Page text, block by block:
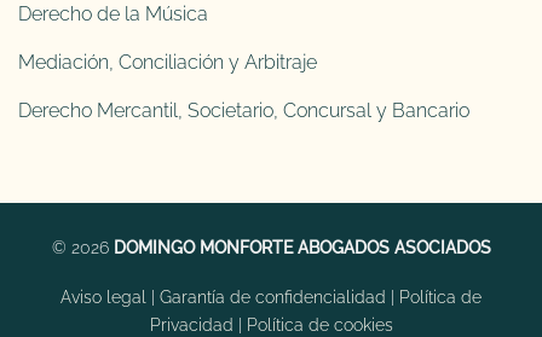
Derecho de la Música
Mediación, Conciliación y Arbitraje
Derecho Mercantil, Societario, Concursal y Bancario
© 2026 DOMINGO MONFORTE ABOGADOS ASOCIADOS
Aviso legal Garantía de confidencialidad
Política de
Privacidad
Política de cookies